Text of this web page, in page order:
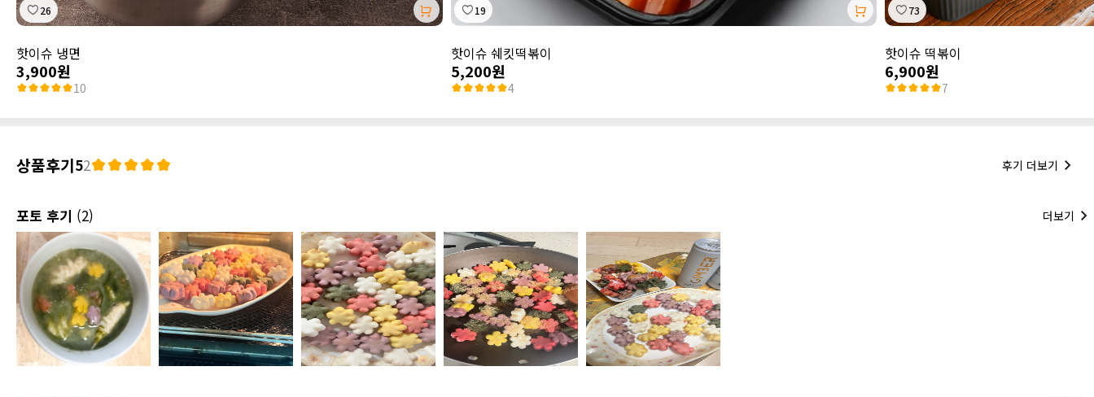
26
핫이슈 냉면
3,900원
10
19
핫이슈 쉐킷떡볶이
5,200원
4
73
핫이슈 떡볶이
6,900원
7
상품후기52 후기 더보기
포토 후기 (2) 더보기